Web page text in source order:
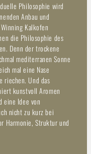
Philosophie wird
Anbau und
Kalkofen
die Philosophie des
Denn der trockene
mediterranen Sonne
mal eine Nase
riechen. Und das
kunstvoll Aromen
eine Idee von
nicht zu kurz bei
Harmonie, Struktur und